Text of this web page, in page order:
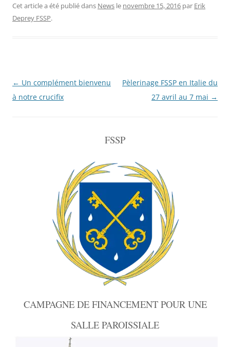
Cet article a été publié dans News le novembre 15, 2016 par Erik
Deprey FSSP.
Navigation
de
← Un complément bienvenu
à notre crucifix
Pèlerinage FSSP en Italie du
27 avril au 7 mai →
FSSP
CAMPAGNE DE FINANCEMENT POUR UNE
SALLE PAROISSIALE